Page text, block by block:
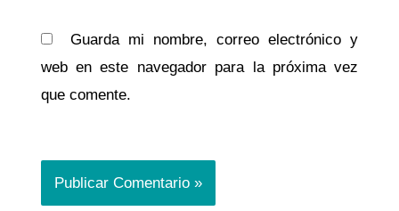
Guarda mi nombre, correo electrónico y
web en este navegador para la próxima vez
que comente.